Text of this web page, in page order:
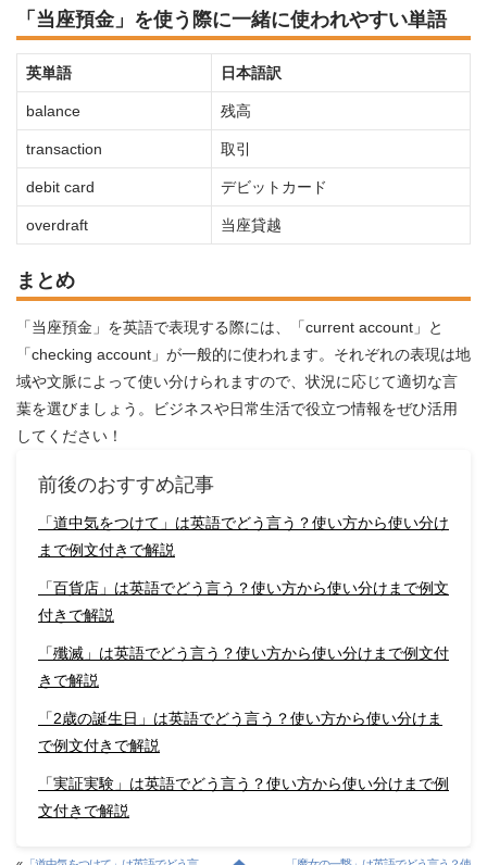
「当座預金」を使う際に一緒に使われやすい単語
英単語 日本語訳
balance 残高
transaction 取引
debit card デビットカード
overdraft 当座貸越
まとめ
「当座預金」を英語で表現する際には、「current account」と
「checking account」が一般的に使われます。それぞれの表現は地
域や文脈によって使い分けられますので、状況に応じて適切な言
葉を選びましょう。ビジネスや日常生活で役立つ情報をぜひ活用
してください！
前後のおすすめ記事
「道中気をつけて」は英語でどう言う？使い方から使い分け
まで例文付きで解説
「百貨店」は英語でどう言う？使い方から使い分けまで例文
付きで解説
「殲滅」は英語でどう言う？使い方から使い分けまで例文付
きで解説
「2歳の誕生日」は英語でどう言う？使い方から使い分けま
で例文付きで解説
「実証実験」は英語でどう言う？使い方から使い分けまで例
文付きで解説